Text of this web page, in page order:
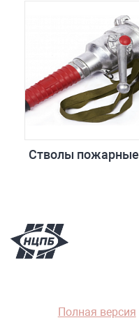
Стволы пожарные
Полная версия